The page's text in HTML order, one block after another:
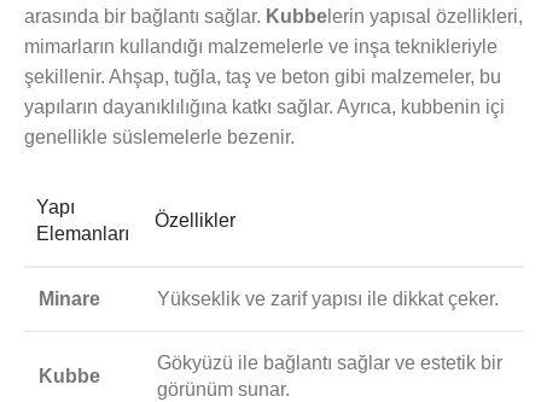
arasında bir bağlantı sağlar. Kubbe lerin yapısal özellikleri,
mimarların kullandığı malzemelerle ve inşa teknikleriyle
şekillenir. Ahşap, tuğla, taş ve beton gibi malzemeler, bu
yapıların dayanıklılığına katkı sağlar. Ayrıca, kubbenin içi
genellikle süslemelerle bezenir.
Yapı
Elemanları
Özellikler
Minare Yükseklik ve zarif yapısı ile dikkat çeker.
Kubbe
Gökyüzü ile bağlantı sağlar ve estetik bir
görünüm sunar.